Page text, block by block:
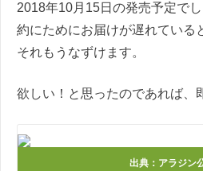
2018年10月15日の発売予定で
約にためにお届けが遅れている
それもうなずけます。
欲しい！と思ったのであれば、
出典：アラジン